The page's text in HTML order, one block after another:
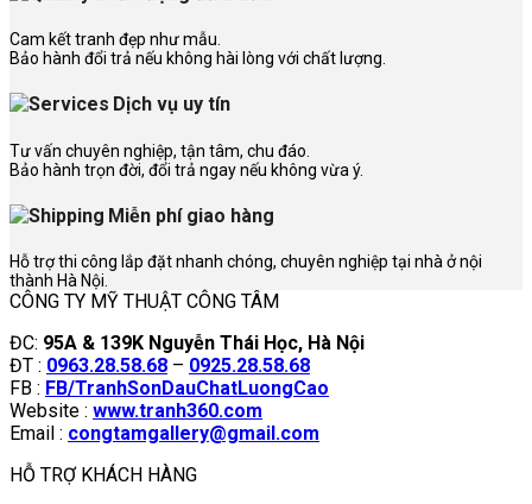
Cam kết tranh đẹp như mẫu.
Bảo hành đổi trả nếu không hài lòng với chất lượng.
Dịch vụ uy tín
Tư vấn chuyên nghiệp, tận tâm, chu đáo.
Bảo hành trọn đời, đổi trả ngay nếu không vừa ý.
Miễn phí giao hàng
Hỗ trợ thi công lắp đặt nhanh chóng, chuyên nghiệp tại nhà ở nội
thành Hà Nội.
CÔNG TY MỸ THUẬT CÔNG TÂM
ĐC: 95A & 139K Nguyễn Thái Học, Hà Nội
ĐT : 0963.28.58.68 – 0925.28.58.68
FB : FB/TranhSonDauChatLuongCao
Website : www.tranh360.com
Email : congtamgallery@gmail.com
HỖ TRỢ KHÁCH HÀNG